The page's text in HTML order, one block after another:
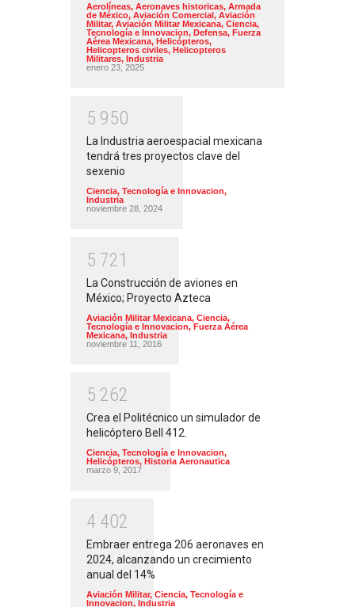
Aerolíneas, Aeronaves historicas, Armada
de México, Aviación Comercial, Aviación
Militar, Aviación Militar Mexicana, Ciencia,
Tecnología e Innovacion, Defensa, Fuerza
Aérea Mexicana, Helicópteros,
Helicopteros civiles, Helicopteros
Militares, Industria
enero 23, 2025
5 950
La Industria aeroespacial mexicana
tendrá tres proyectos clave del
sexenio
Ciencia, Tecnología e Innovacion,
Industria
noviembre 28, 2024
5 721
La Construcción de aviones en
México; Proyecto Azteca
Aviación Militar Mexicana, Ciencia,
Tecnología e Innovacion, Fuerza Aérea
Mexicana, Industria
noviembre 11, 2016
5 262
Crea el Politécnico un simulador de
helicóptero Bell 412.
Ciencia, Tecnología e Innovacion,
Helicópteros, Historia Aeronautica
marzo 9, 2017
4 402
Embraer entrega 206 aeronaves en
2024, alcanzando un crecimiento
anual del 14%
Aviación Militar, Ciencia, Tecnología e
Innovacion, Industria